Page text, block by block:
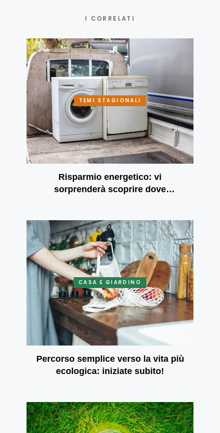
I CORRELATI
TEMI STAGIONALI
Risparmio energetico: vi
sorprenderà scoprire dove
CASA E GIARDINO
Percorso semplice verso la vita più
ecologica: iniziate subito!